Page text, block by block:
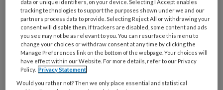
Gellak (Foto: M.M. Minderhoud; Creative Commons)
Acrylaten komen voor innagelproducten zoals
data or unique identifiers, on your device. Selecting I Accept enables
tracking technologies to support the purposes shown under we and our
partners process data to provide. Selecting Reject All or withdrawing your
consent will disable them. If trackers are disabled, some content and ads
you see may not be as relevant to you. You can resurface this menu to
change your choices or withdraw consent at any time by clicking the
Manage Preferences link on the bottom of the webpage. Your choices will
have effect within our Website. For more details, refer to our Privacy
Policy. Privacy Statement
Would you rather not? Then we only place essential and statistical